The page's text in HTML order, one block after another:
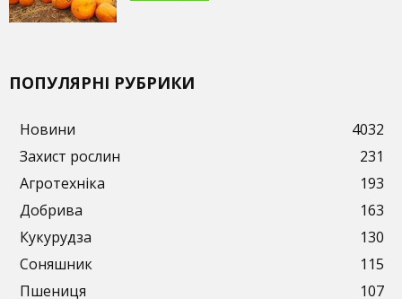
ПОПУЛЯРНІ РУБРИКИ
Новини
4032
Захист рослин
231
Агротехніка
193
Добрива
163
Кукурудза
130
Соняшник
115
Пшениця
107